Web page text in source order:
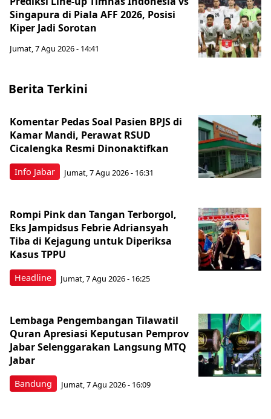
Singapura di Piala AFF 2026, Posisi
Kiper Jadi Sorotan
Jumat, 7 Agu 2026 - 14:41
Berita Terkini
Info Jabar
Komentar Pedas Soal Pasien BPJS di
Kamar Mandi, Perawat RSUD
Cicalengka Resmi Dinonaktifkan
Jumat, 7 Agu 2026 - 16:31
Headline
Rompi Pink dan Tangan Terborgol,
Eks Jampidsus Febrie Adriansyah
Tiba di Kejagung untuk Diperiksa
Kasus TPPU
Jumat, 7 Agu 2026 - 16:25
Bandung
Lembaga Pengembangan Tilawatil
Quran Apresiasi Keputusan Pemprov
Jabar Selenggarakan Langsung MTQ
Jabar
Jumat, 7 Agu 2026 - 16:09